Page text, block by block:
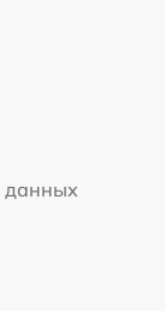
данных